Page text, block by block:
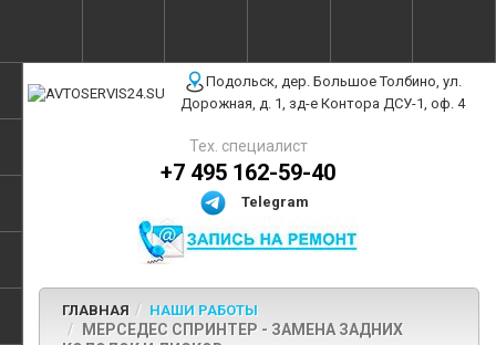
Подольск, дер. Большое Толбино, ул.
Дорожная, д. 1, зд-е Контора ДСУ-1, оф. 4
Тех. специалист
+7 495 162-59-40
Telegram
ГЛАВНАЯ НАШИ РАБОТЫ
МЕРСЕДЕС СПРИНТЕР - ЗАМЕНА ЗАДНИХ